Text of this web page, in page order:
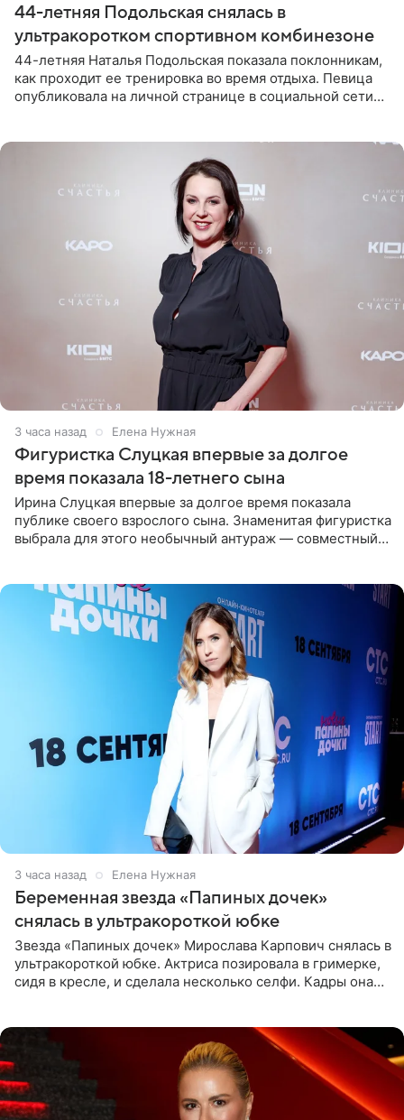
44-летняя Подольская снялась в
ультракоротком спортивном комбинезоне
44-летняя Наталья Подольская показала поклонникам,
как проходит ее тренировка во время отдыха. Певица
опубликовала на личной странице в социальной сети
3 часа назад Елена Нужная
Фигуристка Слуцкая впервые за долгое
время показала 18-летнего сына
Ирина Слуцкая впервые за долгое время показала
публике своего взрослого сына. Знаменитая фигуристка
выбрала для этого необычный антураж — совместный
3 часа назад Елена Нужная
Беременная звезда «Папиных дочек»
снялась в ультракороткой юбке
Звезда «Папиных дочек» Мирослава Карпович снялась в
ультракороткой юбке. Актриса позировала в гримерке,
сидя в кресле, и сделала несколько селфи. Кадры она